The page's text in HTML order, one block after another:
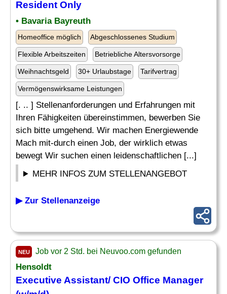
Resident Only
• Bavaria Bayreuth
Homeoffice möglich Abgeschlossenes Studium
Flexible Arbeitszeiten Betriebliche Altersvorsorge
Weihnachtsgeld 30+ Urlaubstage Tarifvertrag
Vermögenswirksame Leistungen
[. .. ] Stellenanforderungen und Erfahrungen mit
Ihren Fähigkeiten übereinstimmen, bewerben Sie
sich bitte umgehend. Wir machen Energiewende
Mach mit-durch einen Job, der wirklich etwas
bewegt Wir suchen einen leidenschaftlichen [...]
MEHR INFOS ZUM STELLENANGEBOT
▶ Zur Stellenanzeige
NEU Job vor 2 Std. bei Neuvoo.com gefunden
Hensoldt
Executive Assistant/ CIO Office Manager